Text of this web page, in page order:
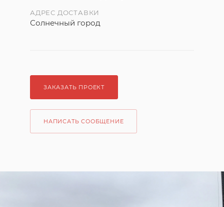
АДРЕС ДОСТАВКИ
Солнечный город
ЗАКАЗАТЬ ПРОЕКТ
НАПИСАТЬ СООБЩЕНИЕ